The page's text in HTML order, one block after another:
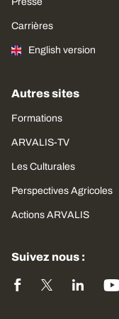
Carrières
English version
Autres sites
Formations
ARVALIS-TV
Les Culturales
Perspectives Agricoles
Actions ARVALIS
Suivez nous :